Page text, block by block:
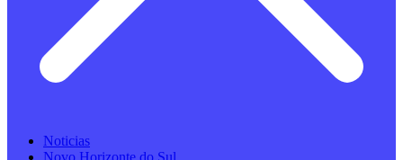
Noticias
Novo Horizonte do Sul